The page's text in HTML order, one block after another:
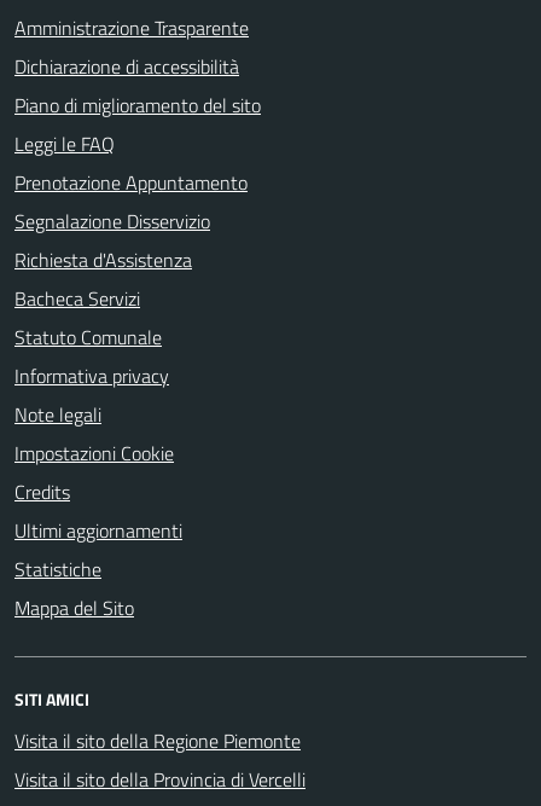
Amministrazione Trasparente
Dichiarazione di accessibilità
Piano di miglioramento del sito
Leggi le FAQ
Prenotazione Appuntamento
Segnalazione Disservizio
Richiesta d'Assistenza
Bacheca Servizi
Statuto Comunale
Informativa privacy
Note legali
Impostazioni Cookie
Credits
Ultimi aggiornamenti
Statistiche
Mappa del Sito
SITI AMICI
Visita il sito della Regione Piemonte
Visita il sito della Provincia di Vercelli